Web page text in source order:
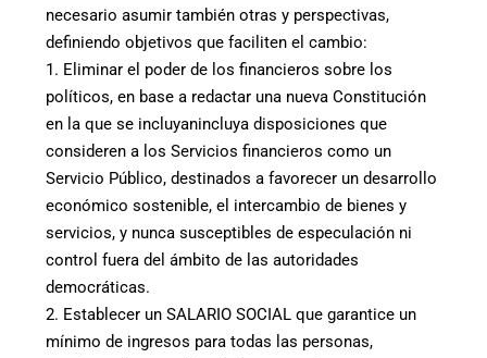
necesario asumir también otras y perspectivas,
definiendo objetivos que faciliten el cambio:
1. Eliminar el poder de los financieros sobre los
políticos, en base a redactar una nueva Constitución
en la que se incluyanincluya disposiciones que
consideren a los Servicios financieros como un
Servicio Público, destinados a favorecer un desarrollo
económico sostenible, el intercambio de bienes y
servicios, y nunca susceptibles de especulación ni
control fuera del ámbito de las autoridades
democráticas.
2. Establecer un SALARIO SOCIAL que garantice un
mínimo de ingresos para todas las personas,